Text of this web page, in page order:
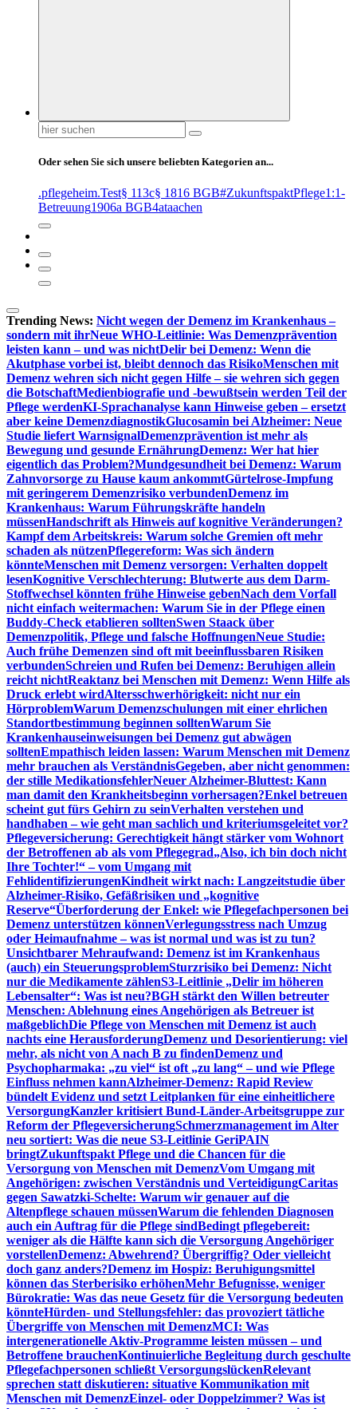
Suchen
nach:
Oder sehen Sie sich unsere beliebten Kategorien an...
.pflegeheim.Test§ 113c§ 1816 BGB#ZukunftspaktPflege1:1-
Betreuung1906a BGB4ataachen
Trending News: Nicht wegen der Demenz im Krankenhaus –
sondern mit ihrNeue WHO-Leitlinie: Was Demenzprävention
leisten kann – und was nichtDelir bei Demenz: Wenn die
Akutphase vorbei ist, bleibt dennoch das RisikoMenschen mit
Demenz wehren sich nicht gegen Hilfe – sie wehren sich gegen
die BotschaftMedienbiografie und -bewußtsein werden Teil der
Pflege werdenKI-Sprachanalyse kann Hinweise geben – ersetzt
aber keine DemenzdiagnostikGlucosamin bei Alzheimer: Neue
Studie liefert WarnsignalDemenzprävention ist mehr als
Bewegung und gesunde ErnährungDemenz: Wer hat hier
eigentlich das Problem?Mundgesundheit bei Demenz: Warum
Zahnvorsorge zu Hause kaum ankommtGürtelrose-Impfung
mit geringerem Demenzrisiko verbundenDemenz im
Krankenhaus: Warum Führungskräfte handeln
müssenHandschrift als Hinweis auf kognitive Veränderungen?
Kampf dem Arbeitskreis: Warum solche Gremien oft mehr
schaden als nützenPflegereform: Was sich ändern
könnteMenschen mit Demenz versorgen: Verhalten doppelt
lesenKognitive Verschlechterung: Blutwerte aus dem Darm-
Stoffwechsel könnten frühe Hinweise gebenNach dem Vorfall
nicht einfach weitermachen: Warum Sie in der Pflege einen
Buddy-Check etablieren solltenSwen Staack über
Demenzpolitik, Pflege und falsche HoffnungenNeue Studie:
Auch frühe Demenzen sind oft mit beeinflussbaren Risiken
verbundenSchreien und Rufen bei Demenz: Beruhigen allein
reicht nichtReaktanz bei Menschen mit Demenz: Wenn Hilfe als
Druck erlebt wirdAltersschwerhörigkeit: nicht nur ein
HörproblemWarum Demenzschulungen mit einer ehrlichen
Standortbestimmung beginnen solltenWarum Sie
Krankenhauseinweisungen bei Demenz gut abwägen
solltenEmpathisch leiden lassen: Warum Menschen mit Demenz
mehr brauchen als VerständnisGegeben, aber nicht genommen:
der stille MedikationsfehlerNeuer Alzheimer-Bluttest: Kann
man damit den Krankheitsbeginn vorhersagen?Enkel betreuen
scheint gut fürs Gehirn zu seinVerhalten verstehen und
handhaben – wie geht man sachlich und kriteriumsgeleitet vor?
Pflegeversicherung: Gerechtigkeit hängt stärker vom Wohnort
der Betroffenen ab als vom Pflegegrad„Also, ich bin doch nicht
Ihre Tochter!“ – vom Umgang mit
FehlidentifizierungenKindheit wirkt nach: Langzeitstudie über
Alzheimer-Risiko, Gefäßrisiken und „kognitive
Reserve“Überforderung der Enkel: wie Pflegefachpersonen bei
Demenz unterstützen könnenVerlegungsstress nach Umzug
oder Heimaufnahme – was ist normal und was ist zu tun?
Unsichtbarer Mehraufwand: Demenz ist im Krankenhaus
(auch) ein SteuerungsproblemSturzrisiko bei Demenz: Nicht
nur die Medikamente zählenS3-Leitlinie „Delir im höheren
Lebensalter“: Was ist neu?BGH stärkt den Willen betreuter
Menschen: Ablehnung eines Angehörigen als Betreuer ist
maßgeblichDie Pflege von Menschen mit Demenz ist auch
nachts eine HerausforderungDemenz und Desorientierung: viel
mehr, als nicht von A nach B zu findenDemenz und
Psychopharmaka: „zu viel“ ist oft „zu lang“ – und wie Pflege
Einfluss nehmen kannAlzheimer-Demenz: Rapid Review
bündelt Evidenz und setzt Leitplanken für eine einheitlichere
VersorgungKanzler kritisiert Bund-Länder-Arbeitsgruppe zur
Reform der PflegeversicherungSchmerzmanagement im Alter
neu sortiert: Was die neue S3-Leitlinie GeriPAIN
bringtZukunftspakt Pflege und die Chancen für die
Versorgung von Menschen mit DemenzVom Umgang mit
Angehörigen: zwischen Verständnis und VerteidigungCaritas
gegen Sawatzki-Schelte: Warum wir genauer auf die
Altenpflege schauen müssenWarum die fehlenden Diagnosen
auch ein Auftrag für die Pflege sindBedingt pflegebereit:
weniger als die Hälfte kann sich die Versorgung Angehöriger
vorstellenDemenz: Abwehrend? Übergriffig? Oder vielleicht
doch ganz anders?Demenz im Hospiz: Beruhigungsmittel
können das Sterberisiko erhöhenMehr Befugnisse, weniger
Bürokratie: Was das neue Gesetz für die Versorgung bedeuten
könnteHürden- und Stellungsfehler: das provoziert tätliche
Übergriffe von Menschen mit DemenzMCI: Was
intergenerationelle Aktiv-Programme leisten müssen – und
Betroffene brauchenKontinuierliche Begleitung durch geschulte
Pflegefachpersonen schließt VersorgungslückenRelevant
sprechen statt diskutieren: situative Kommunikation mit
Menschen mit DemenzEinzel- oder Doppelzimmer? Was ist